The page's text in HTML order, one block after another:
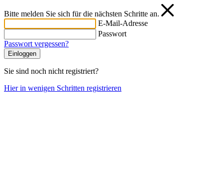
Bitte melden Sie sich für die nächsten Schritte an.
E-Mail-Adresse
Passwort
Passwort vergessen?
Einloggen
Sie sind noch nicht registriert?
Hier in wenigen Schritten registrieren